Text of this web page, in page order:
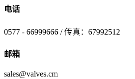
电话
0577 - 66999666 / 传真：67992512
邮箱
sales@valves.cm